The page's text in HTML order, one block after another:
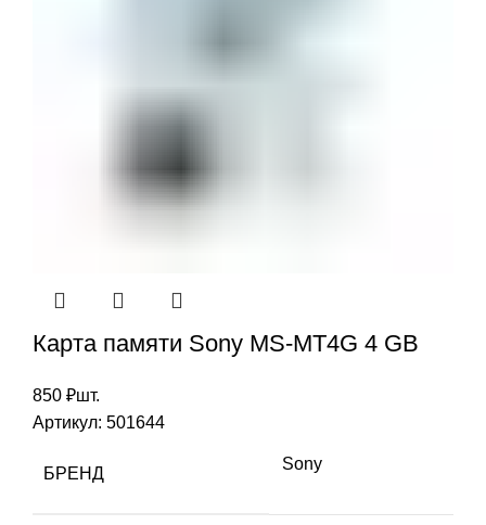
Карта памяти Sony MS-MT4G 4 GB
850 ₽шт.
Артикул: 501644
БРЕНД
Sony